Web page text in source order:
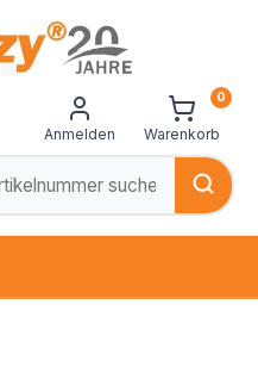
Anmelden Warenkorb
0